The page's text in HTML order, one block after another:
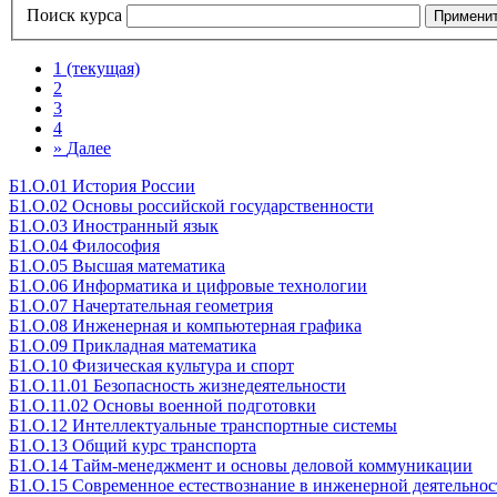
Поиск курса
1 (текущая)
2
3
4
» Далее
Б1.О.01 История России
Б1.О.02 Основы российской государственности
Б1.О.03 Иностранный язык
Б1.О.04 Философия
Б1.О.05 Высшая математика
Б1.О.06 Информатика и цифровые технологии
Б1.О.07 Начертательная геометрия
Б1.О.08 Инженерная и компьютерная графика
Б1.О.09 Прикладная математика
Б1.О.10 Физическая культура и спорт
Б1.О.11.01 Безопасность жизнедеятельности
Б1.О.11.02 Основы военной подготовки
Б1.О.12 Интеллектуальные транспортные системы
Б1.О.13 Общий курс транспорта
Б1.О.14 Тайм-менеджмент и основы деловой коммуникации
Б1.О.15 Современное естествознание в инженерной